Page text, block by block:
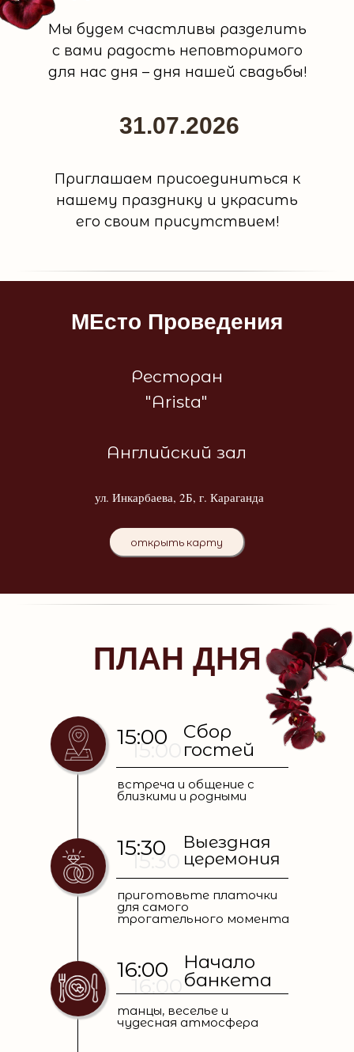
31.07.2026
Приглашаем присоединиться к
нашему празднику и украсить
его своим присутствием!
Мы будем счастливы разделить
с вами радость неповторимого
для нас дня – дня нашей свадьбы!
открыть карту
МЕсто Проведения
Ресторан
"Arista"
Английский зал
ул. Инкарбаева, 2Б, г. Караганда
15:00
ПЛАН ДНЯ
15:00
Сбор
гостей
встреча и общение с
близкими и родными
15:30
15:30
Выездная
церемония
приготовьте платочки
для самого
трогательного момента
16:00
16:00
Начало
банкета
танцы, веселье и
чудесная атмосфера